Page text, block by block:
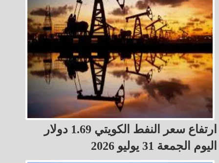
ارتفاع سعر النفط الكويتي 1.69 دولار
اليوم الجمعة 31 يوليو 2026